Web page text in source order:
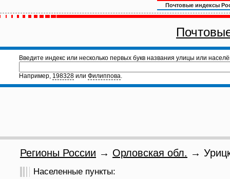
Почтовые индексы
Введите индекс или несколько первых букв названия улицы или
Например, 198328 или Филиппова.
Регионы России → Орловская обл. →
Населенные пункты: